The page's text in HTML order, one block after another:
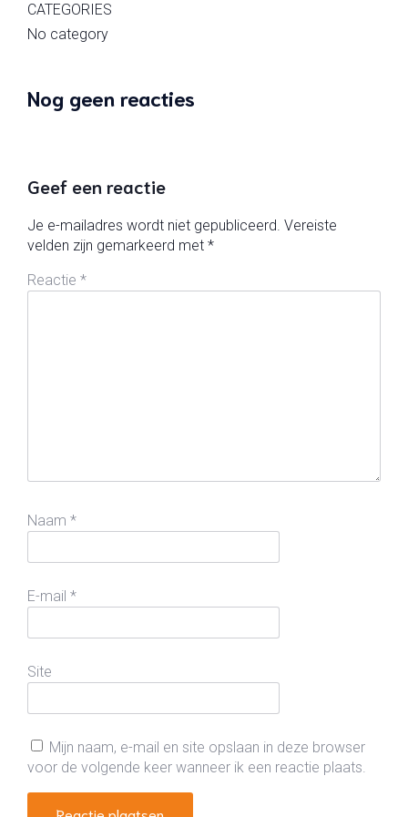
CATEGORIES
No category
Nog geen reacties
Geef een reactie
Je e-mailadres wordt niet gepubliceerd. Vereiste
velden zijn gemarkeerd met *
Reactie *
Naam *
E-mail *
Site
Mijn naam, e-mail en site opslaan in deze browser
voor de volgende keer wanneer ik een reactie plaats.